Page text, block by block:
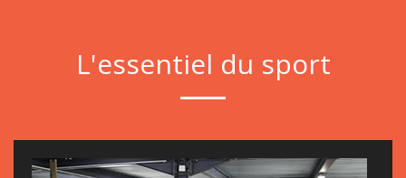
L'essentiel du sport